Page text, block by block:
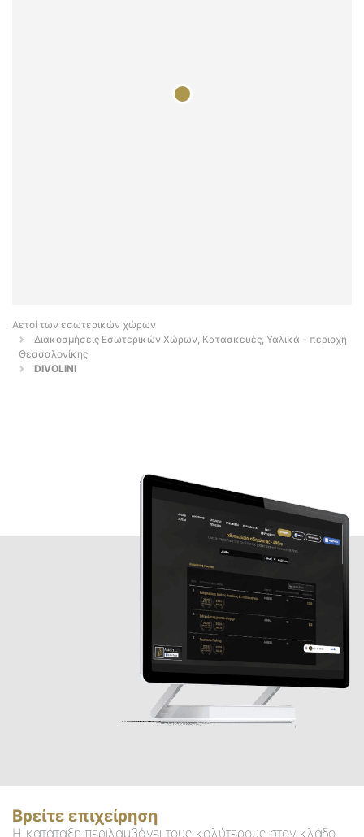
Αετοί των εσωτερικών χώρων
Διακοσμήσεις Εσωτερικών Χώρων, Κατασκευές, Υαλικά - περιοχή
Θεσσαλονίκης
DIVOLINI
Βρείτε επιχείρηση
Η κατάταξη περιλαμβάνει τους καλύτερους στον κλάδο